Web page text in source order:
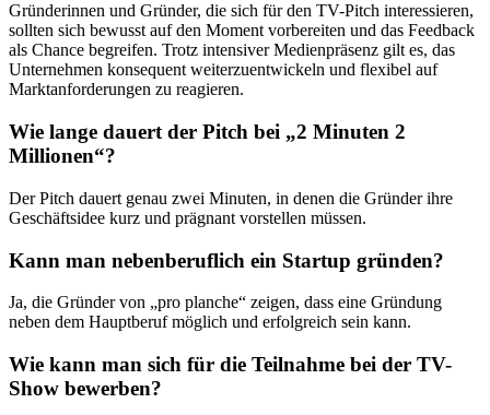
Gründerinnen und Gründer, die sich für den TV-Pitch interessieren,
sollten sich bewusst auf den Moment vorbereiten und das Feedback
als Chance begreifen. Trotz intensiver Medienpräsenz gilt es, das
Unternehmen konsequent weiterzuentwickeln und flexibel auf
Marktanforderungen zu reagieren.
Wie lange dauert der Pitch bei „2 Minuten 2
Millionen“?
Der Pitch dauert genau zwei Minuten, in denen die Gründer ihre
Geschäftsidee kurz und prägnant vorstellen müssen.
Kann man nebenberuflich ein Startup gründen?
Ja, die Gründer von „pro planche“ zeigen, dass eine Gründung
neben dem Hauptberuf möglich und erfolgreich sein kann.
Wie kann man sich für die Teilnahme bei der TV-
Show bewerben?